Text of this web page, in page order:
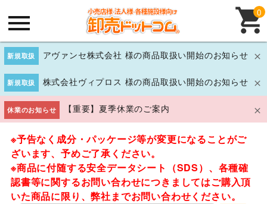
新規取扱 アヴァンセ株式会社 様の商品取扱い開始のお知らせ
新規取扱 株式会社ヴィプロス 様の商品取扱い開始のお知らせ
休業のお知らせ 【重要】夏季休業のご案内
0
※予告なく成分・パッケージ等が変更になることがご
ざいます、予めご了承ください。
※商品に付随する安全データシート（SDS）、各種確
認書等に関するお問い合わせにつきましてはご購入頂
いた商品に限り、弊社までお問い合わせください。